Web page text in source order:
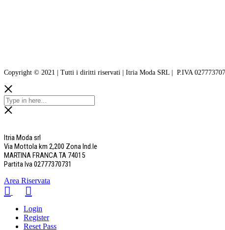
Copyright © 2021 | Tutti i diritti riservati | Itria Moda SRL | P.IVA
Itria Moda srl
Via Mottola km 2,200 Zona Ind.le
MARTINA FRANCA TA 74015
Partita Iva 02777370731
Area Riservata
Login
Register
Reset Pass